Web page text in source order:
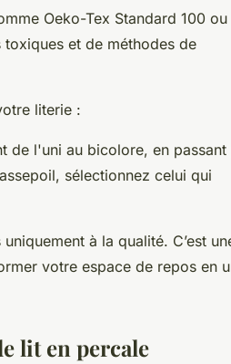
Oeko-Tex Standard 100 ou
et de méthodes de
literie :
de l'uni au bicolore, en passant
sélectionnez celui qui
à la qualité. C’est
votre espace de repos en
lit en percale